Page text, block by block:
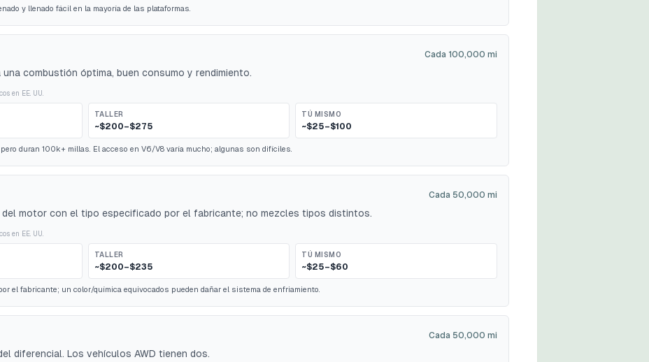
y llenado fácil en la mayoría de las plataformas.
Cada 100,000 mi
combustión óptima, buen consumo y rendimiento.
en EE. UU.
TALLER
~$200–$275
TÚ MISMO
~$25–$100
duran 100k+ millas. El acceso en V6/V8 varía mucho; algunas son difíciles.
Cada 50,000 mi
del motor con el tipo especificado por el fabricante; no mezcles tipos distintos.
en EE. UU.
TALLER
~$200–$235
TÚ MISMO
~$25–$60
el fabricante; un color/química equivocados pueden dañar el sistema de enfriamiento.
Cada 50,000 mi
diferencial. Los vehículos AWD tienen dos.